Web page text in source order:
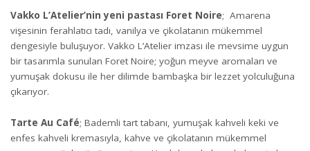
Vakko L’Atelier’nin yeni pastası Foret Noire; Amarena
vişesinin ferahlatıcı tadı, vanilya ve çikolatanın mükemmel
dengesiyle buluşuyor. Vakko L’Atelier imzası ile mevsime uygun
bir tasarımla sunulan Foret Noire; yoğun meyve aromaları ve
yumuşak dokusu ile her dilimde bambaşka bir lezzet yolculuğuna
çıkarıyor.
Tarte Au Café; Bademli tart tabanı, yumuşak kahveli keki ve
enfes kahveli kremasıyla, kahve ve çikolatanın mükemmel